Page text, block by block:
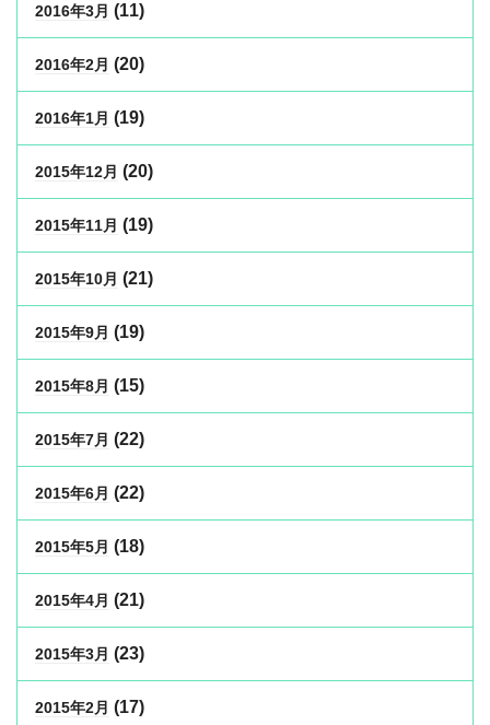
2016年3月 (11)
2016年2月 (20)
2016年1月 (19)
2015年12月 (20)
2015年11月 (19)
2015年10月 (21)
2015年9月 (19)
2015年8月 (15)
2015年7月 (22)
2015年6月 (22)
2015年5月 (18)
2015年4月 (21)
2015年3月 (23)
2015年2月 (17)